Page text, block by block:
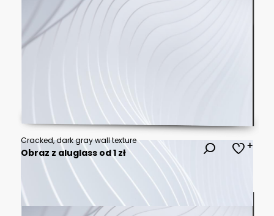
Cracked, dark gray wall texture
Obraz z aluglass od 1 zł